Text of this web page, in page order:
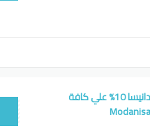
رمز تخفيض مودانيسا 10% علي كافة